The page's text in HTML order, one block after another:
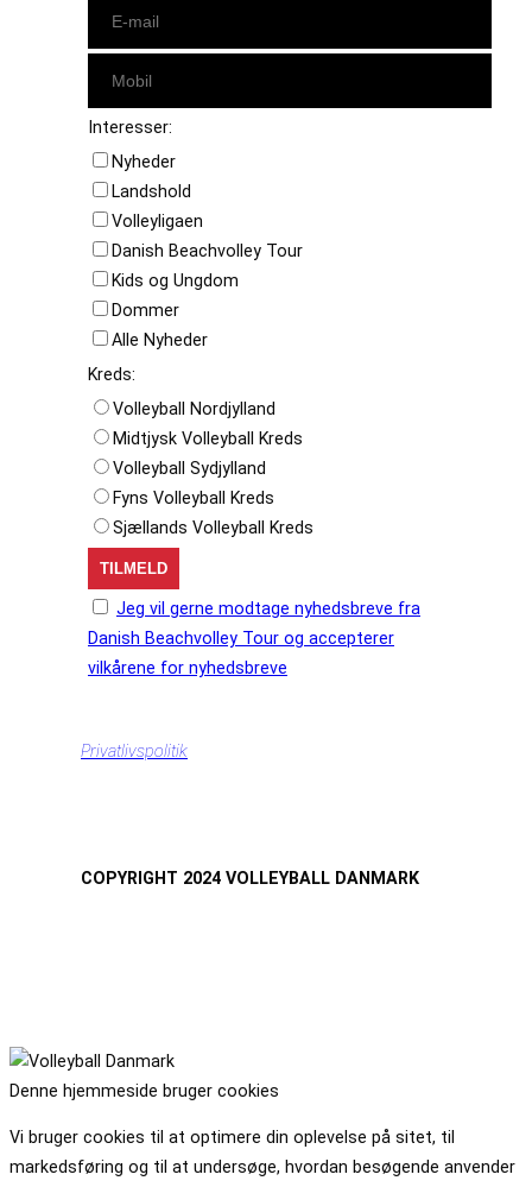
Interesser:
Nyheder
Landshold
Volleyligaen
Danish Beachvolley Tour
Kids og Ungdom
Dommer
Alle Nyheder
Kreds:
Volleyball Nordjylland
Midtjysk Volleyball Kreds
Volleyball Sydjylland
Fyns Volleyball Kreds
Sjællands Volleyball Kreds
Jeg vil gerne modtage nyhedsbreve fra
Danish Beachvolley Tour og accepterer
vilkårene for nyhedsbreve
Privatlivspolitik
COPYRIGHT 2024 VOLLEYBALL DANMARK
Denne hjemmeside bruger cookies
Vi bruger cookies til at optimere din oplevelse på sitet, til
markedsføring og til at undersøge, hvordan besøgende anvender